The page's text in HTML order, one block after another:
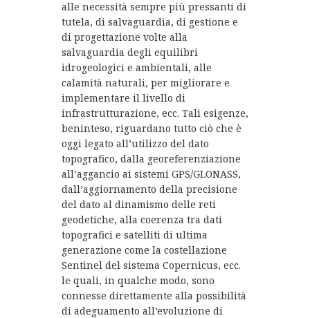
alle necessità sempre più pressanti di
tutela, di salvaguardia, di gestione e
di progettazione volte alla
salvaguardia degli equilibri
idrogeologici e ambientali, alle
calamità naturali, per migliorare e
implementare il livello di
infrastrutturazione, ecc. Tali esigenze,
beninteso, riguardano tutto ciò che è
oggi legato all’utilizzo del dato
topografico, dalla georeferenziazione
all’aggancio ai sistemi GPS/GLONASS,
dall’aggiornamento della precisione
del dato al dinamismo delle reti
geodetiche, alla coerenza tra dati
topografici e satelliti di ultima
generazione come la costellazione
Sentinel del sistema Copernicus, ecc.
le quali, in qualche modo, sono
connesse direttamente alla possibilità
di adeguamento all’evoluzione di